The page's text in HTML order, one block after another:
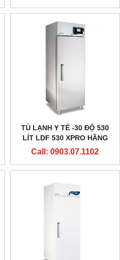
TỦ LẠNH Y TẾ -30 ĐỘ 530
LÍT LDF 530 XPRO HÃNG
EVERMED - Ý
Call: 0903.07.1102